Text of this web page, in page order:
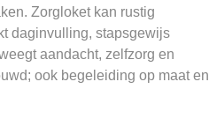
Zorgloket kan rustig
daginvulling, stapsgewijs
aandacht, zelfzorg en
ook begeleiding op maat en